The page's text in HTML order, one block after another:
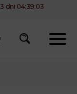
3 dni 04:39:03